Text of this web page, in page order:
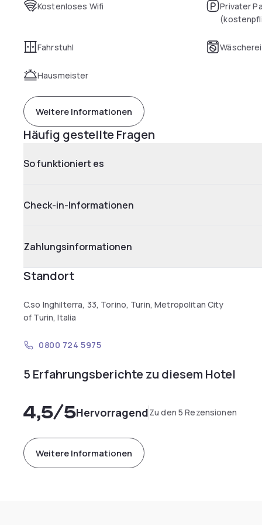
Kostenloses Wifi
Privater
Fahrstuhl Wäscherei
Hausmeister
Weitere Informationen
Häufig gestellte Fragen
So funktioniert es
Check-in-Informationen
Zahlungsinformationen
Standort
C.so Inghilterra, 33, Torino, Turin, Metropolitan City
of Turin, Italia
0800 724 5975
5 Erfahrungsberichte zu diesem Hotel
4,5/5HervorragendZu den 5 Rezensionen
Weitere Informationen